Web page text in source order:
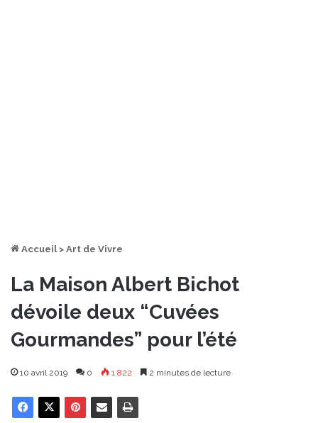
Accueil > Art de Vivre
La Maison Albert Bichot
dévoile deux “Cuvées
Gourmandes” pour l’été
10 avril 2019 0 1 822 2 minutes de lecture